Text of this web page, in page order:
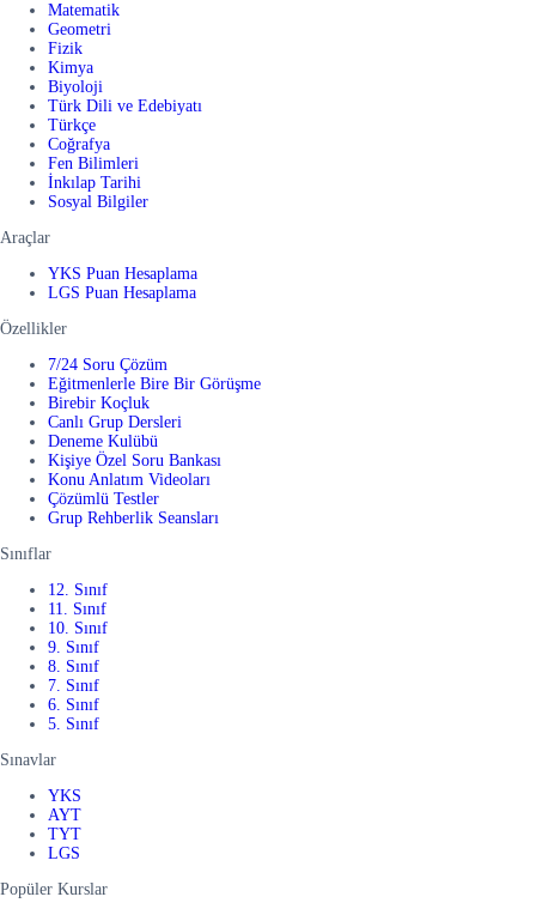
Matematik
Geometri
Fizik
Kimya
Biyoloji
Türk Dili ve Edebiyatı
Türkçe
Coğrafya
Fen Bilimleri
İnkılap Tarihi
Sosyal Bilgiler
Araçlar
YKS Puan Hesaplama
LGS Puan Hesaplama
Özellikler
7/24 Soru Çözüm
Eğitmenlerle Bire Bir Görüşme
Birebir Koçluk
Canlı Grup Dersleri
Deneme Kulübü
Kişiye Özel Soru Bankası
Konu Anlatım Videoları
Çözümlü Testler
Grup Rehberlik Seansları
Sınıflar
12. Sınıf
11. Sınıf
10. Sınıf
9. Sınıf
8. Sınıf
7. Sınıf
6. Sınıf
5. Sınıf
Sınavlar
YKS
AYT
TYT
LGS
Popüler Kurslar